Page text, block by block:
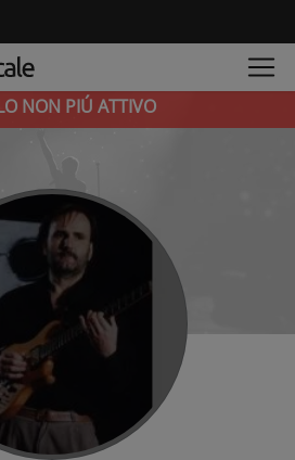
NON PIÚ ATTIVO